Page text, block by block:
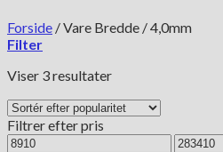
Forside /Vare Bredde /4,0mm
Filter
Viser 3 resultaterSorteret
popularitet
Filtrer efter pris
Mindste
Højeste